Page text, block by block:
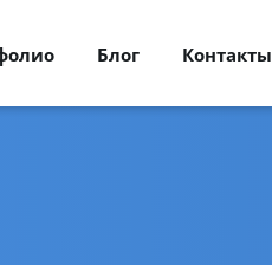
Блог Контакты